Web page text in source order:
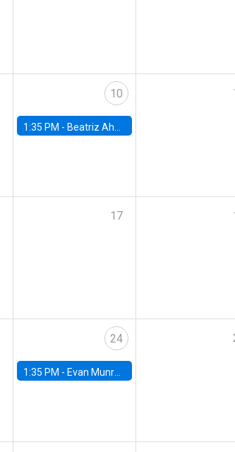
10
1:35 PM - Beatriz Ahumada, PhD candidate, Universidad de Pittsburgh
17
24
1:35 PM - Evan Munro, Neyman Visiting Assistant Professor in the Department of Statistics at UC Berkeley